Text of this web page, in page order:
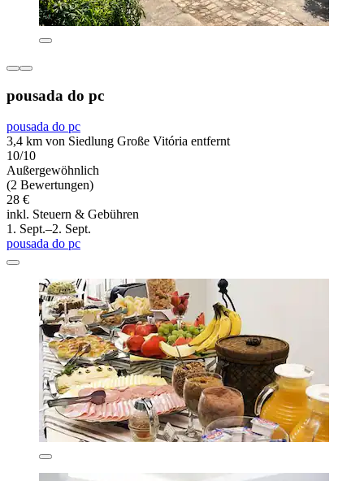
pousada do pc
pousada do pc
3,4 km von Siedlung Große Vitória entfernt
10/10
Außergewöhnlich
(2 Bewertungen)
28 €
inkl. Steuern & Gebühren
1. Sept.–2. Sept.
pousada do pc